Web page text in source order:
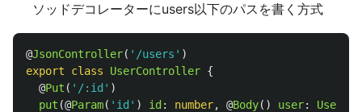
ソッドデコレーターにusers以下のパスを書く方式
@JsonController( ' /users ' )
export
class UserController {
@Put ( ' /:id ' )
put (@Param( ' id ' ) id : number, @Body() user: User